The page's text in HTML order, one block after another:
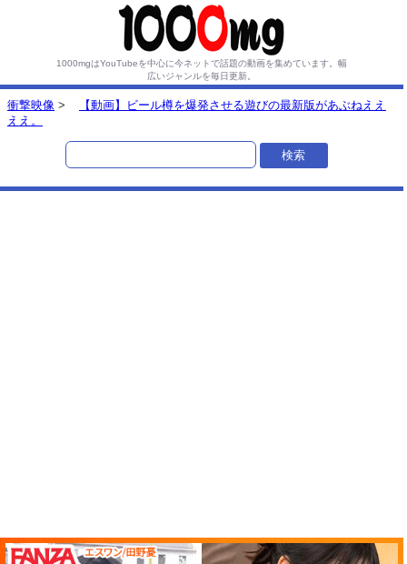
1000mgはYouTubeを中心に今ネットで話題の動画を集めています。 幅
広いジャンルを毎日更新。
衝撃映像 >
【動画】ビール樽を爆発させる遊びの最新版があぶねええ
ええ。